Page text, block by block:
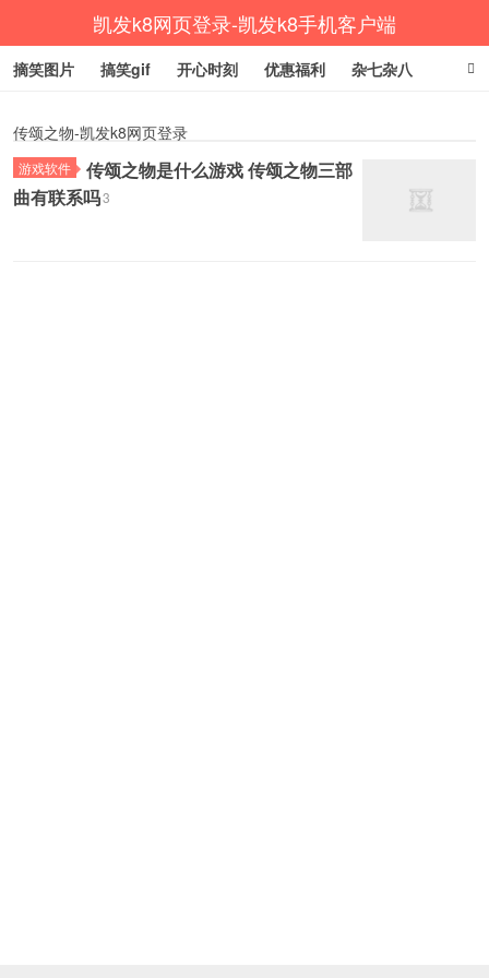
凯发k8网页登录-凯发k8手机客户端
摘笑图片 搞笑gif 开心时刻 优惠福利 杂七杂八
传颂之物-凯发k8网页登录
游戏软件
传颂之物是什么游戏 传颂之物三部
曲有联系吗3